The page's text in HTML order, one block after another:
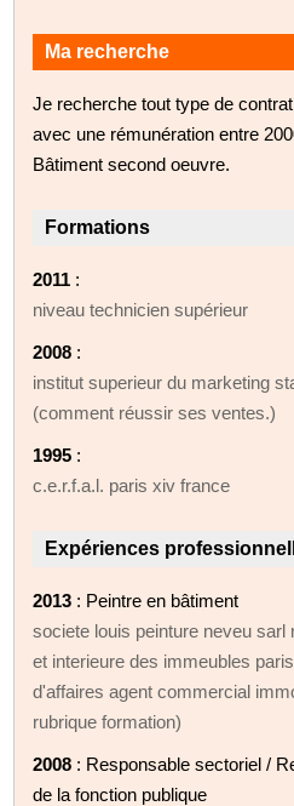
Ma recherche
Je recherche tout type de
avec une rémunération entre
Bâtiment second oeuvre.
Formations
2011 :
niveau technicien supérieur
2008 :
institut superieur du marketing
(comment réussir ses ventes.)
1995 :
c.e.r.f.a.l. paris xiv france
Expériences
2013 : Peintre en bâtiment
societe louis peinture neveu sarl
et interieure des immeubles
d'affaires agent commercial
rubrique formation)
2008 : Responsable sectoriel /
de la fonction publique